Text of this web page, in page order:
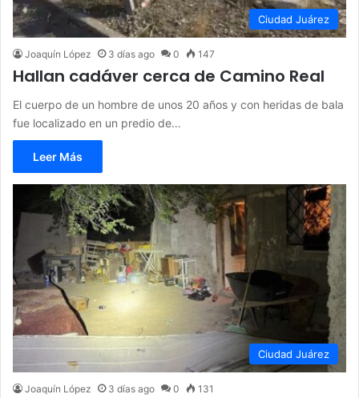
Ciudad Juárez
Joaquín López 3 días ago 0 147
Hallan cadáver cerca de Camino Real
El cuerpo de un hombre de unos 20 años y con heridas de bala
fue localizado en un predio de…
Leer Más
Ciudad Juárez
Joaquín López 3 días ago 0 131